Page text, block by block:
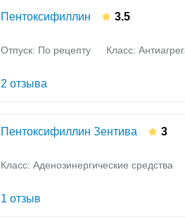
Пентоксифиллин 3.5
Отпуск: По рецепту Класс:
2 отзыва
Пентоксифиллин Зентива 3
Класс: Аденозинергические средства
1 отзыв